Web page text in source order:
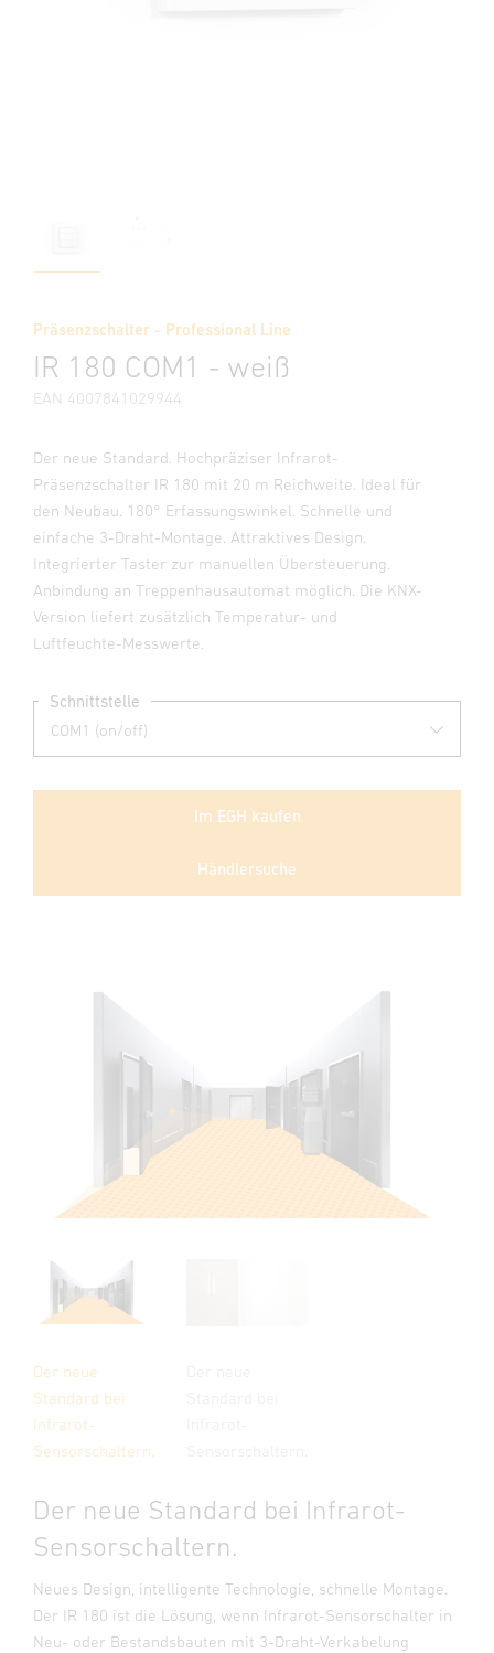
Präsenzschalter - Professional Line
IR 180 COM1 - weiß
EAN 4007841029944
Der neue Standard. Hochpräziser Infrarot-
Präsenzschalter IR 180 mit 20 m Reichweite. Ideal für
den Neubau. 180° Erfassungswinkel. Schnelle und
einfache 3-Draht-Montage. Attraktives Design.
Integrierter Taster zur manuellen Übersteuerung.
Anbindung an Treppenhausautomat möglich. Die KNX-
Version liefert zusätzlich Temperatur- und
Luftfeuchte-Messwerte.
Schnittstelle
Im EGH kaufen
Händlersuche
Der neue
Standard bei
Infrarot-
Sensorschaltern.
Der neue Standard bei Infrarot-
Sensorschaltern.
Neues Design, intelligente Technologie, schnelle Montage.
Der IR 180 ist die Lösung, wenn Infrarot-Sensorschalter in
Neu- oder Bestandsbauten mit 3-Draht-Verkabelung